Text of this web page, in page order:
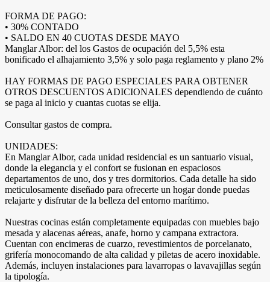
FORMA DE PAGO:
• 30% CONTADO
• SALDO EN 40 CUOTAS DESDE MAYO
Manglar Albor: del los Gastos de ocupación del 5,5% esta
bonificado el alhajamiento 3,5% y solo paga reglamento y plano 2%
HAY FORMAS DE PAGO ESPECIALES PARA OBTENER
OTROS DESCUENTOS ADICIONALES dependiendo de cuánto
se paga al inicio y cuantas cuotas se elija.
Consultar gastos de compra.
UNIDADES:
En Manglar Albor, cada unidad residencial es un santuario visual,
donde la elegancia y el confort se fusionan en espaciosos
departamentos de uno, dos y tres dormitorios. Cada detalle ha sido
meticulosamente diseñado para ofrecerte un hogar donde puedas
relajarte y disfrutar de la belleza del entorno marítimo.
Nuestras cocinas están completamente equipadas con muebles bajo
mesada y alacenas aéreas, anafe, horno y campana extractora.
Cuentan con encimeras de cuarzo, revestimientos de porcelanato,
grifería monocomando de alta calidad y piletas de acero inoxidable.
Además, incluyen instalaciones para lavarropas o lavavajillas según
la tipología.